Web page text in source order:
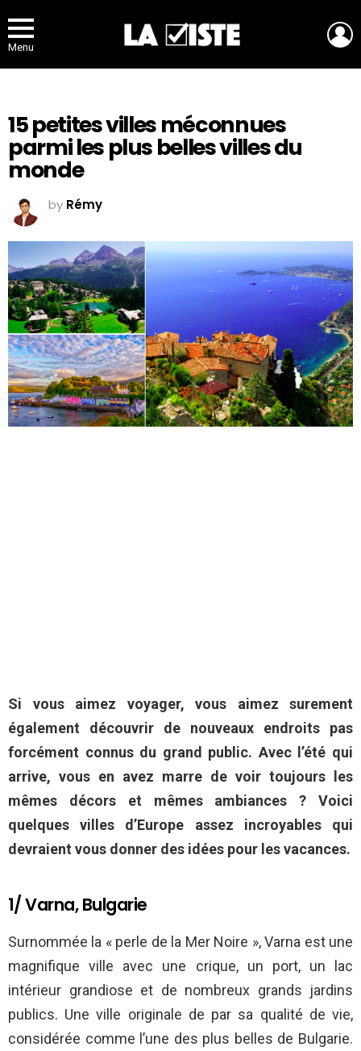
Menu
15 petites villes méconnues
parmi les plus belles villes du
monde
by Rémy
Si vous aimez voyager, vous aimez surement
également découvrir de nouveaux endroits pas
forcément connus du grand public. Avec l’été qui
arrive, vous en avez marre de voir toujours les
mêmes décors et mêmes ambiances ? Voici
quelques villes d’Europe assez incroyables qui
devraient vous donner des idées pour les vacances.
1/ Varna, Bulgarie
Surnommée la « perle de la Mer Noire », Varna est une
magnifique ville avec une crique, un port, un lac
intérieur grandiose et de nombreux grands jardins
publics. Une ville originale de par sa qualité de vie,
considérée comme l’une des plus belles de Bulgarie.